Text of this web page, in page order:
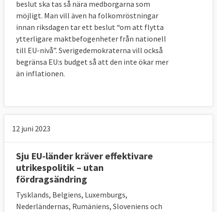
beslut ska tas så nära medborgarna som
möjligt. Man vill även ha folkomröstningar
innan riksdagen tar ett beslut “om att flytta
ytterligare maktbefogenheter från nationell
till EU-nivå”. Sverigedemokraterna vill också
begränsa EU:s budget så att den inte ökar mer
än inflationen.
12 juni 2023
Sju EU-länder kräver effektivare
utrikespolitik – utan
fördragsändring
Tysklands, Belgiens, Luxemburgs,
Nederländernas, Rumäniens, Sloveniens och